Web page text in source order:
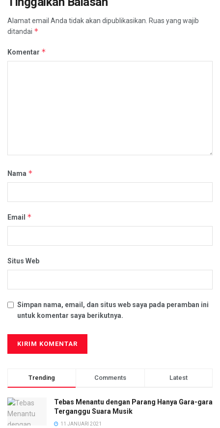
Alamat email Anda tidak akan dipublikasikan. Ruas yang wajib
ditandai *
Komentar *
Nama *
Email *
Situs Web
Simpan nama, email, dan situs web saya pada peramban ini
untuk komentar saya berikutnya.
Trending Comments Latest
Tebas Menantu dengan Parang Hanya Gara-gara
Terganggu Suara Musik
11 JANUARI 2021